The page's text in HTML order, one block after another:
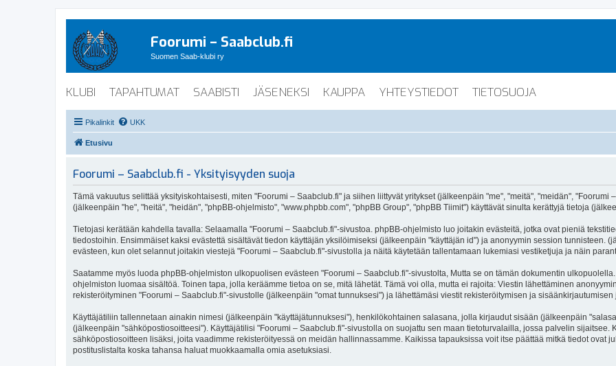
Foorumi – Saabclub.fi
Suomen Saab-klubi ry
KLUBI TAPAHTUMAT SAABISTI JÄSENEKSI KAUPPA YHTEYSTIEDOT TIETOSUOJA
Pikalinkit UKK
Etusivu
Foorumi – Saabclub.fi - Yksityisyyden suoja
Tämä vakuutus selittää yksityiskohtaisesti, miten "Foorumi – Saabclub.fi" ja siihen liittyvät yritykset (jälkeenpäin "me", "meitä", "meidän", "Foorumi
(jälkeenpäin "he", "heitä", "heidän", "phpBB-ohjelmisto", "www.phpbb.com", "phpBB Group", "phpBB Tiimit") käyttävät sinulta kerättyjä tietoja
Tietojasi kerätään kahdella tavalla: Selaamalla "Foorumi – Saabclub.fi"-sivustoa. phpBB-ohjelmisto luo joitakin evästeitä, jotka ovat pieniä
tiedostoihin. Ensimmäiset kaksi evästettä sisältävät tiedon käyttäjän yksilöimiseksi (jälkeenpäin "käyttäjän id") ja anonyymin session tunnisteen.
evästeen, kun olet selannut joitakin viestejä "Foorumi – Saabclub.fi"-sivustolla ja näitä käytetään tallentamaan lukemiasi vestiketjuja ja näin
Saatamme myös luoda phpBB-ohjelmiston ulkopuolisen evästeen "Foorumi – Saabclub.fi"-sivustolta, Mutta se on tämän dokumentin
ohjelmiston luomaa sisältöä. Toinen tapa, jolla keräämme tietoa on se, mitä lähetät. Tämä voi olla, mutta ei rajoita: Viestin lähettäminen
rekisteröityminen "Foorumi – Saabclub.fi"-sivustolle (jälkeenpäin "omat tunnuksesi") ja lähettämäsi viestit rekisteröitymisen ja
Käyttäjätiliin tallennetaan ainakin nimesi (jälkeenpäin "käyttäjätunnuksesi"), henkilökohtainen salasana, jolla kirjaudut sisään (jälkeenpäin
(jälkeenpäin "sähköpostiosoitteesi"). Käyttäjätilisi "Foorumi – Saabclub.fi"-sivustolla on suojattu sen maan tietoturvalailla, jossa palvelin sijaitsee.
sähköpostiosoitteen lisäksi, joita vaadimme rekisteröityessä on meidän hallinnassamme. Kaikissa tapauksissa voit itse päättää mitkä tiedot ovat
postituslistalta koska tahansa haluat muokkaamalla omia asetuksiasi.